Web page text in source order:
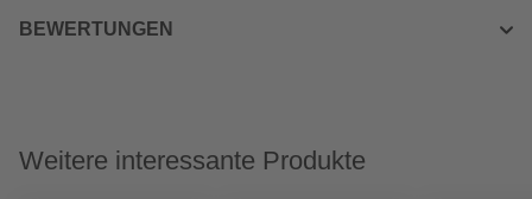
BEWERTUNGEN
Weitere interessante Produkte